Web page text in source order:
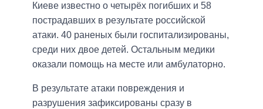
Киеве известно о четырёх погибших и 58
пострадавших в результате российской
атаки. 40 раненых были госпитализированы,
среди них двое детей. Остальным медики
оказали помощь на месте или амбулаторно.
В результате атаки повреждения и
разрушения зафиксированы сразу в